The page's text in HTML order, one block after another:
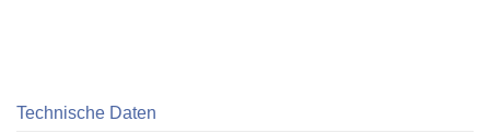
Technische Daten